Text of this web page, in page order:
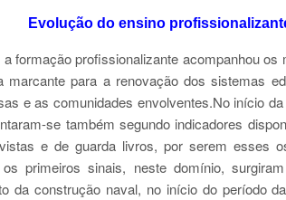
Evolução do ensino
formação profissionalizante acompanhou
marcante para a renovação dos sistemas
e as comunidades envolventes.No início
se também segundo indicadores
e de guarda livros, por serem esses
primeiros sinais, neste domínio,
da construção naval, no início do período